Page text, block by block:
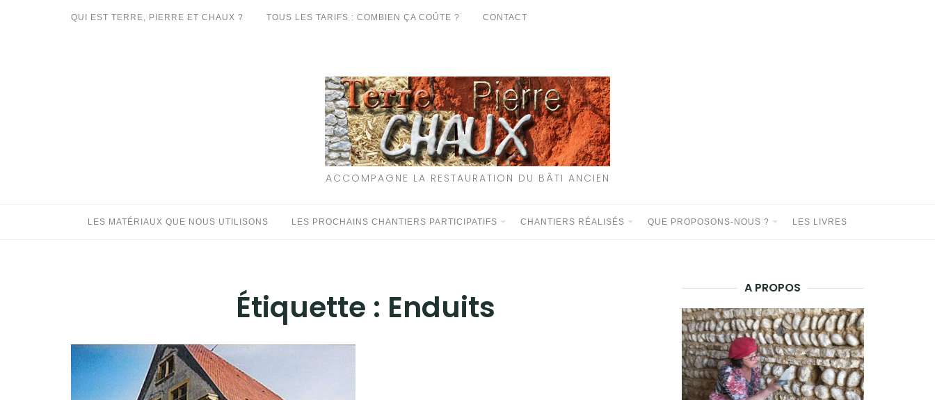
QUI EST TERRE, PIERRE ET CHAUX ? TOUS LES TARIFS : COMBIEN ÇA COÛTE ? CONTACT
ACCOMPAGNE LA RESTAURATION DU BÂTI ANCIEN
LES MATÉRIAUX QUE NOUS UTILISONS LES PROCHAINS CHANTIERS PARTICIPATIFS CHANTIERS RÉALISÉS QUE PROPOSONS-NOUS ? LES LIVRES
Étiquette : Enduits A PROPOS